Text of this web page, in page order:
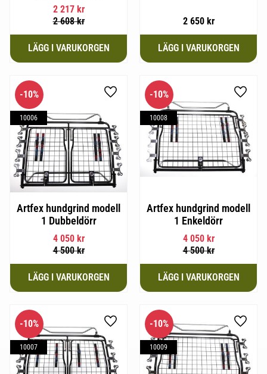
2 217kr
2 608kr 2 650kr
Artfex hundgrind modell
1 Dubbeldörr
4 050kr
4 500kr
10%
10006
Lägg till i favoriter
Artfex hundgrind modell
1 Enkeldörr
4 050kr
4 500kr
10%
10008
Lägg
10%
10007
Lägg till i favoriter
10%
10009
Lägg